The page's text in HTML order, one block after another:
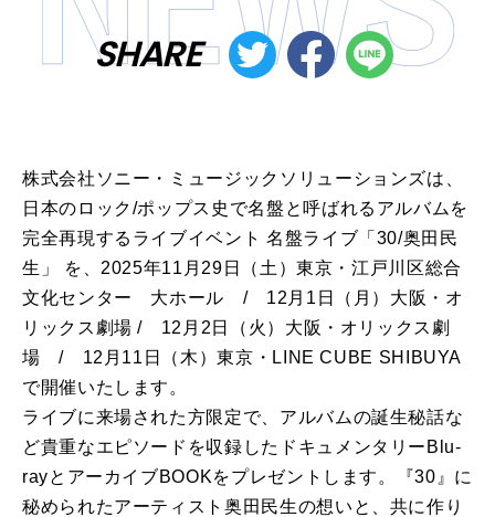
SHARE
株式会社ソニー・ミュージックソリューションズは、
日本のロック/ポップス史で名盤と呼ばれるアルバムを
完全再現するライブイベント 名盤ライブ「30/奥田民
生」 を、2025年11月29日（土）東京・江戸川区総合
文化センター 大ホール / 12月1日（月）大阪・オ
リックス劇場 / 12月2日（火）大阪・オリックス劇
場 / 12月11日（木）東京・LINE CUBE SHIBUYA
で開催いたします。
ライブに来場された方限定で、アルバムの誕生秘話な
ど貴重なエピソードを収録したドキュメンタリーBlu-
rayとアーカイブBOOKをプレゼントします。『30』に
秘められたアーティスト奥田民生の想いと、共に作り